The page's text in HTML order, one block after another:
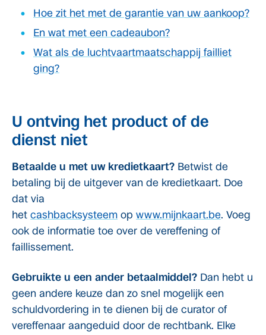
Hoe zit het met de garantie van uw aankoop?
En wat met een cadeaubon?
Wat als de luchtvaartmaatschappij failliet
ging?
U ontving het product of de
dienst niet
Betaalde u met uw kredietkaart? Betwist de
betaling bij de uitgever van de kredietkaart. Doe
dat via
het cashbacksysteem op www.mijnkaart.be. Voeg
ook de informatie toe over de vereffening of
faillissement.
Gebruikte u een ander betaalmiddel? Dan hebt u
geen andere keuze dan zo snel mogelijk een
schuldvordering in te dienen bij de curator of
vereffenaar aangeduid door de rechtbank. Elke